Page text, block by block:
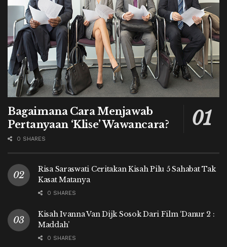
Bagaimana Cara Menjawab
Pertanyaan ‘Klise’ Wawancara?
0 SHARES
Risa Saraswati Ceritakan Kisah Pilu 5 Sahabat Tak
Kasat Matanya
0 SHARES
Kisah Ivanna Van Dijk Sosok Dari Film ‘Danur 2 :
Maddah’
0 SHARES